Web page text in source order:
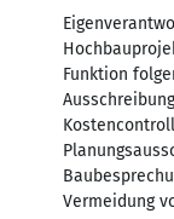
Funktion
Vermeidung